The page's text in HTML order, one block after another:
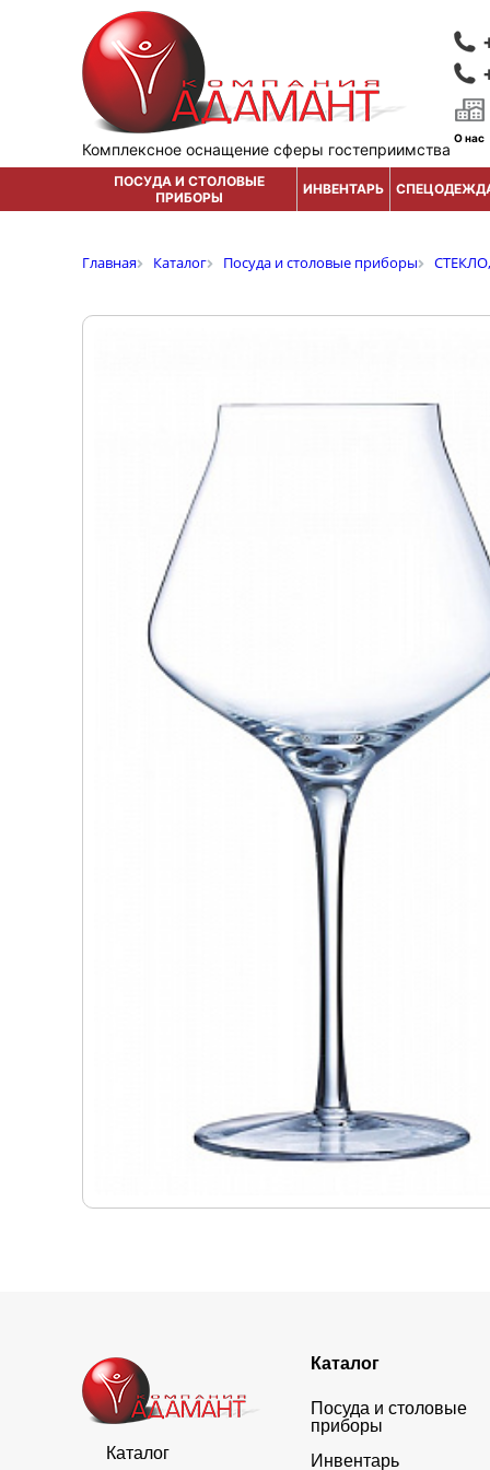
Комплексное оснащение сферы гостеприимства
О нас
ПОСУДА И СТОЛОВЫЕ
ПРИБОРЫ
ИНВЕНТАРЬ
Главная Каталог Посуда и столовые приборы
Каталог
Каталог
Посуда и столовые
приборы
Инвентарь